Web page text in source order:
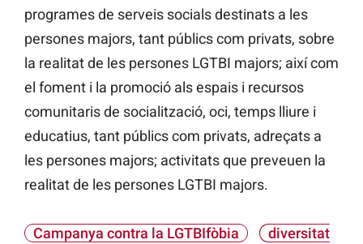
programes de serveis socials destinats a les
persones majors, tant públics com privats, sobre
la realitat de les persones LGTBI majors; així com
el foment i la promoció als espais i recursos
comunitaris de socialització, oci, temps lliure i
educatius, tant públics com privats, adreçats a
les persones majors; activitats que preveuen la
realitat de les persones LGTBI majors.
Campanya contra la LGTBIfòbia
diversitat